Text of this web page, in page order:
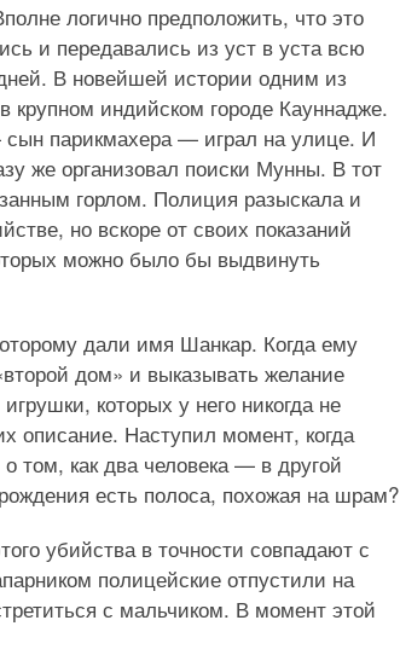
логично предположить, что это
и передавались из уст в уста всю
В новейшей истории одним из
крупном индийском городе Кауннадже.
парикмахера — играл на улице. И
же организовал поиски Мунны. В тот
горлом. Полиция разыскала и
но вскоре от своих показаний
можно было бы выдвинуть
дали имя Шанкар. Когда ему
дом» и выказывать желание
которых у него никогда не
описание. Наступил момент, когда
том, как два человека — в другой
есть полоса, похожая на шрам?
убийства в точности совпадают с
полицейские отпустили на
с мальчиком. В момент этой